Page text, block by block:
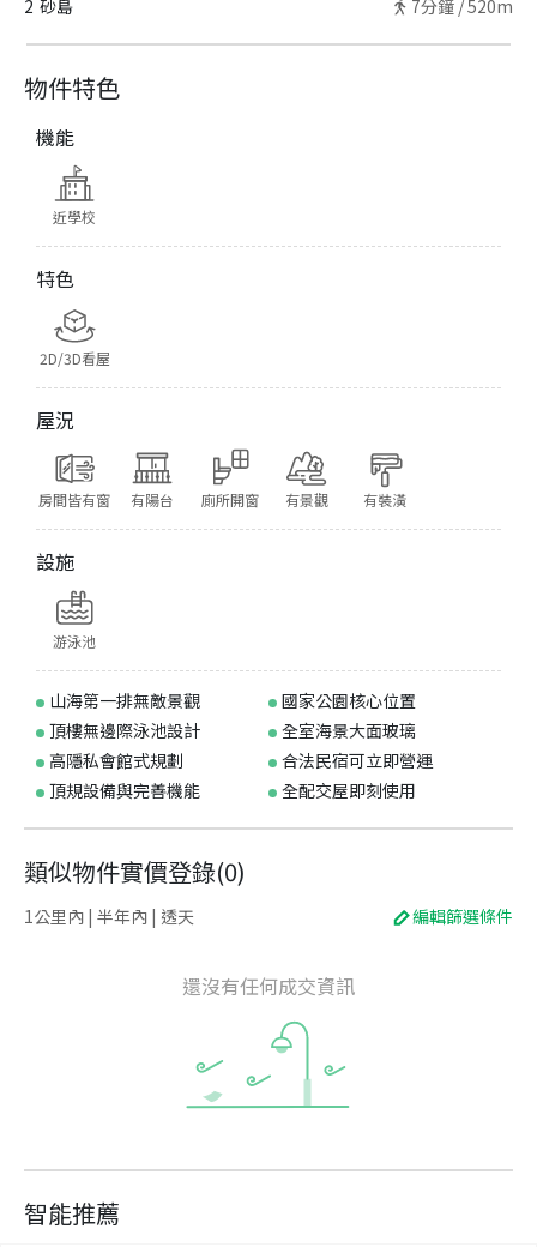
物件特色
機能
近學校
特色
2D/3D看屋
屋況
房間皆有窗 有陽台 廁所開窗 有景觀 有裝潢
設施
游泳池
山海第一排無敵景觀
國家公園核心位置
頂樓無邊際泳池設計
全室海景大面玻璃
高隱私會館式規劃
合法民宿可立即營運
頂規設備與完善機能
全配交屋即刻使用
2 砂島 7分鐘 /520m
類似物件實價登錄(0)
1公里內 | 半年內 | 透天 編輯篩選條件
還沒有任何成交資訊
智能推薦